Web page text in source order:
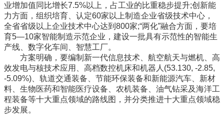
业增加值同比增长7.5%以上，占工业的比重稳步提升;创新能
力方面，组织培育、认定60家以上制造企业省级技术中心，
全省省级以上企业技术中心达到800家;“两化”融合方面，要培
育5—10家智能制造示范企业，建设一批具有示范性的智能生
产线、数字化车间、智慧工厂。
方案明确，要编制新一代信息技术、航空航天与燃机、高
效发电与核技术应用、高档数控机床和机器人(53.130, -2.85,
-5.09%)、轨道交通装备、节能环保装备和新能源汽车、新材
料、生物医药和智能医疗设备、农机装备、油气钻采及海洋工
程装备等十大重点领域的路线图，并分类推进十大重点领域稳
步发展。